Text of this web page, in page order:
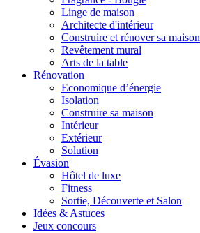
Linge de maison
Architecte d'intérieur
Construire et rénover sa maison
Revêtement mural
Arts de la table
Rénovation
Economique d’énergie
Isolation
Construire sa maison
Intérieur
Extérieur
Solution
Évasion
Hôtel de luxe
Fitness
Sortie, Découverte et Salon
Idées & Astuces
Jeux concours